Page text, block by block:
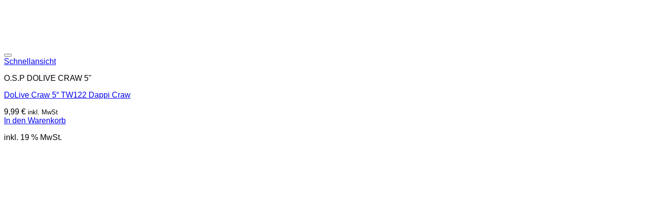
Schnellansicht
O.S.P DOLIVE CRAW 5"
DoLive Craw 5“ TW122 Dappi Craw
9,99 € inkl. MwSt
In den Warenkorb
inkl. 19 % MwSt.